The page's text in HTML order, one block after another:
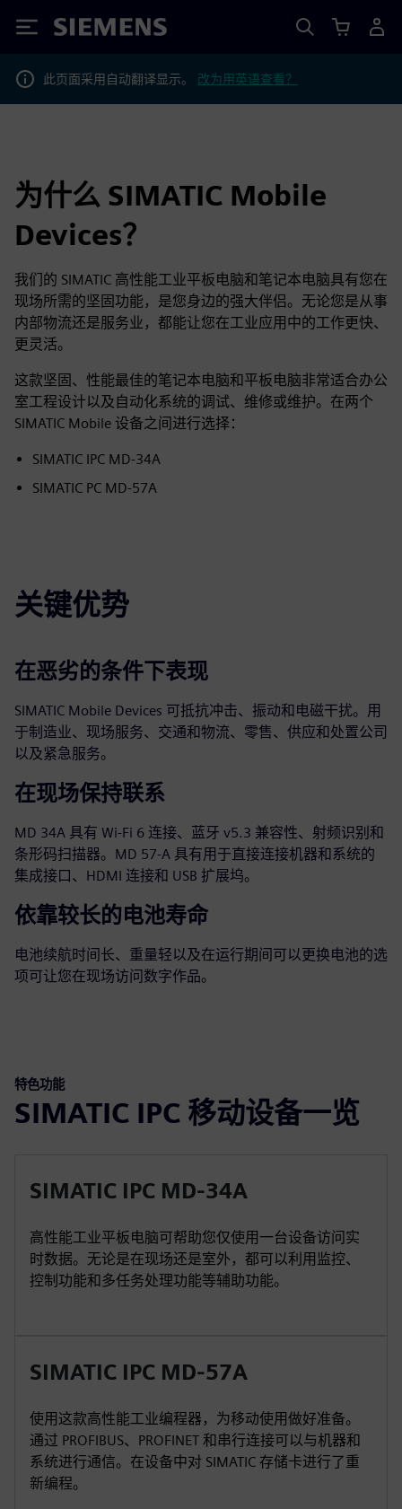
Siemens
此页面采用自动翻译显示。 改为用英语查看？
为什么 SIMATIC Mobile
Devices？
我们的 SIMATIC 高性能工业平板电脑和笔记本电脑具有您在
现场所需的坚固功能，是您身边的强大伴侣。无论您是从事
内部物流还是服务业，都能让您在工业应用中的工作更快、
更灵活。
这款坚固、性能最佳的笔记本电脑和平板电脑非常适合办公
室工程设计以及自动化系统的调试、维修或维护。在两个
SIMATIC Mobile 设备之间进行选择：
SIMATIC IPC MD-34A
SIMATIC PC MD-57A
关键优势
在恶劣的条件下表现
SIMATIC Mobile Devices 可抵抗冲击、振动和电磁干扰。用
于制造业、现场服务、交通和物流、零售、供应和处置公司
以及紧急服务。
在现场保持联系
MD 34A 具有 Wi-Fi 6 连接、蓝牙 v5.3 兼容性、射频识别和
条形码扫描器。MD 57-A 具有用于直接连接机器和系统的
集成接口、HDMI 连接和 USB 扩展坞。
依靠较长的电池寿命
电池续航时间长、重量轻以及在运行期间可以更换电池的选
项可让您在现场访问数字作品。
特色功能
SIMATIC IPC 移动设备一览
SIMATIC IPC MD-34A
高性能工业平板电脑可帮助您仅使用一台设备访问实
时数据。无论是在现场还是室外，都可以利用监控、
控制功能和多任务处理功能等辅助功能。
SIMATIC IPC MD-57A
使用这款高性能工业编程器，为移动使用做好准备。
通过 PROFIBUS、PROFINET 和串行连接可以与机器和
系统进行通信。在设备中对 SIMATIC 存储卡进行了重
新编程。